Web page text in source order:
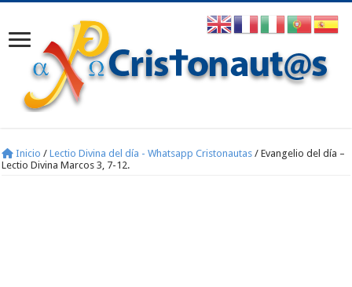
Inicio / Lectio Divina del día - Whatsapp Cristonautas / Evangelio del día –
Lectio Divina Marcos 3, 7-12.